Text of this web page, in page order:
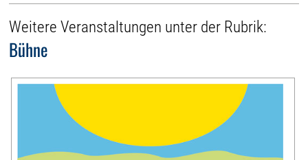
Weitere Veranstaltungen unter der Rubrik:
Bühne